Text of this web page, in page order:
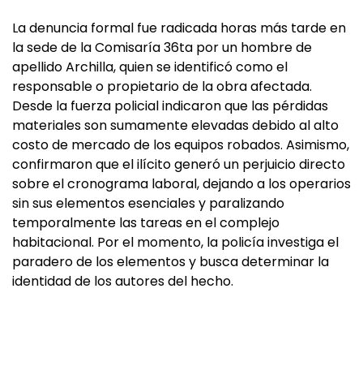
La denuncia formal fue radicada horas más tarde en
la sede de la Comisaría 36ta por un hombre de
apellido Archilla, quien se identificó como el
responsable o propietario de la obra afectada.
Desde la fuerza policial indicaron que las pérdidas
materiales son sumamente elevadas debido al alto
costo de mercado de los equipos robados. Asimismo,
confirmaron que el ilícito generó un perjuicio directo
sobre el cronograma laboral, dejando a los operarios
sin sus elementos esenciales y paralizando
temporalmente las tareas en el complejo
habitacional. Por el momento, la policía investiga el
paradero de los elementos y busca determinar la
identidad de los autores del hecho.